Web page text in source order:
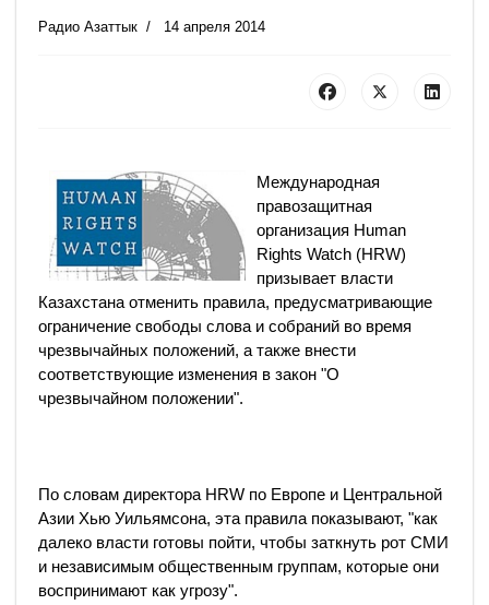
Радио Азаттык 14 апреля 2014
Международная
правозащитная
организация Human
Rights Watch (HRW)
призывает власти
Казахстана отменить правила, предусматривающие
ограничение свободы слова и собраний во время
чрезвычайных положений, а также внести
соответствующие изменения в закон "О
чрезвычайном положении".
По словам директора HRW по Европе и Центральной
Азии Хью Уильямсона, эта правила показывают, "как
далеко власти готовы пойти, чтобы заткнуть рот СМИ
и независимым общественным группам, которые они
воспринимают как угрозу".